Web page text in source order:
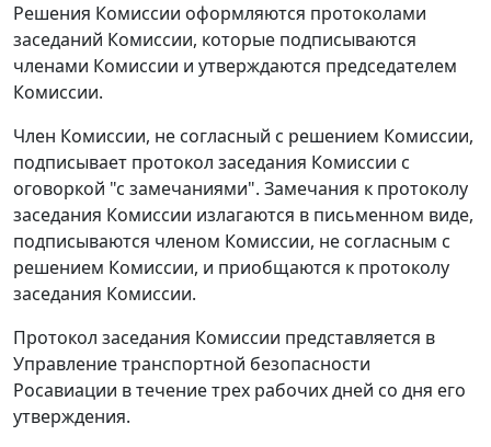
Решения Комиссии оформляются протоколами
заседаний Комиссии, которые подписываются
членами Комиссии и утверждаются председателем
Комиссии.
Член Комиссии, не согласный с решением Комиссии,
подписывает протокол заседания Комиссии с
оговоркой "с замечаниями". Замечания к протоколу
заседания Комиссии излагаются в письменном виде,
подписываются членом Комиссии, не согласным с
решением Комиссии, и приобщаются к протоколу
заседания Комиссии.
Протокол заседания Комиссии представляется в
Управление транспортной безопасности
Росавиации в течение трех рабочих дней со дня его
утверждения.